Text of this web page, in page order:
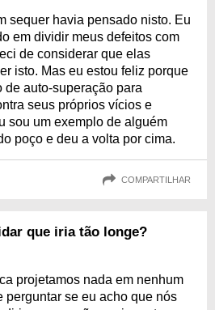
sequer havia pensado nisto. Eu
em dividir meus defeitos com
de considerar que elas
isto. Mas eu estou feliz porque
de auto-superação para
seus próprios vícios e
sou um exemplo de alguém
poço e deu a volta por cima.
COMPARTILHAR
que iria tão longe?
projetamos nada em nenhum
perguntar se eu acho que nós